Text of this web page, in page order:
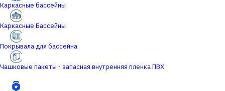
Каркасные бассейны
Каркасные Бассейны
Покрывала для бассейна
Чашковые пакеты - запасная внутренняя пленка ПВХ